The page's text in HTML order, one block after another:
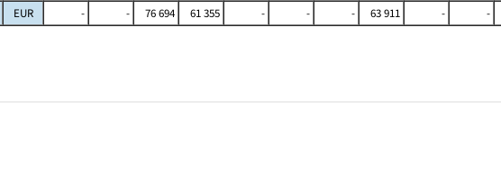
EUR - - 76 694 61 355 - - - 63 911 - -